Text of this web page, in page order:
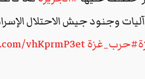
وجنود جيش الاحتلال
#حرب_غزةvhKprmP3et